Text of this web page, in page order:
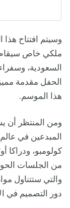
وسيتم افتتاح
ملكي خاص سيقام
السعودية،
الحفل مقدمة
هذا الموسم.
ومن المنتظر أن
المبدعين في
كولومبو،
من الجلسات
والتي ستتناول
دور التصميم في